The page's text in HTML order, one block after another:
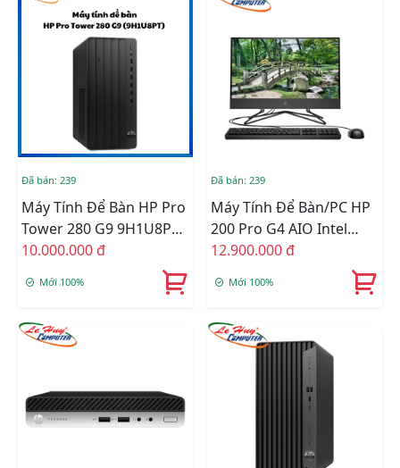
Đã bán: 239
Máy Tính Để Bàn HP Pro
Tower 280 G9 9H1U8PT
(I3 13100/ 8GB/ 256Gb
SSD/ Wifi + BT/ Win11)
10.000.000 đ
Mới 100%
Đã bán: 239
Máy Tính Để Bàn/PC HP
200 Pro G4 AIO Intel
Core I3-1215U 6M7Q5PA
12.900.000 đ
Mới 100%